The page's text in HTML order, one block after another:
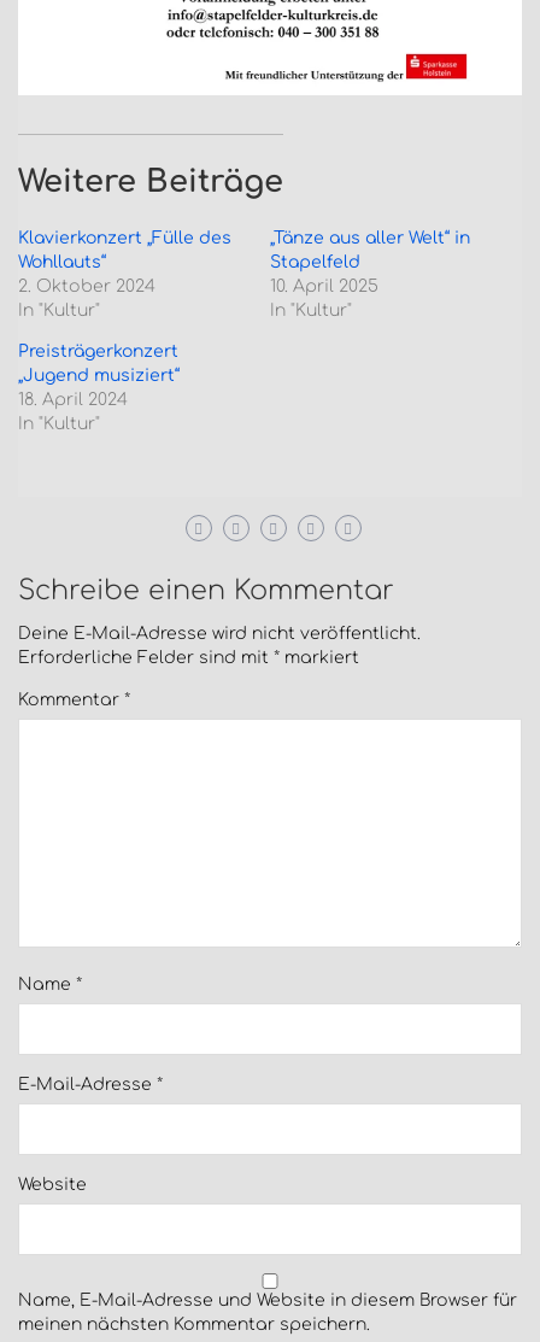
Weitere Beiträge
Klavierkonzert „Fülle des
Wohllauts“
2. Oktober 2024
In "Kultur"
„Tänze aus aller Welt“ in
Stapelfeld
10. April 2025
In "Kultur"
Preisträgerkonzert
„Jugend musiziert“
18. April 2024
In "Kultur"
Schreibe einen Kommentar
Deine E-Mail-Adresse wird nicht veröffentlicht.
Erforderliche Felder sind mit * markiert
Kommentar *
Name *
E-Mail-Adresse *
Website
Name, E-Mail-Adresse und Website in diesem Browser für
meinen nächsten Kommentar speichern.